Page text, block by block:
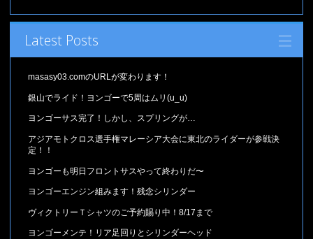
Latest Posts
masasy03.comのURLが変わります！
銀山でライド！ヨンゴーで5周はムリ(u_u)
ヨンゴーサス完了！しかし、スプリングが…
アジアモトクロス選手権マレーシア大会に東北のライダーが参戦決
定！！
ヨンゴーも明日フロントサスやって終わりだ〜
ヨンゴーエンジン組みます！残念シリンダー
ヴィクトリーＴシャツのご予約賜り中！8/17まで
ヨンゴーメンテ！リア足回りとシリンダーヘッド